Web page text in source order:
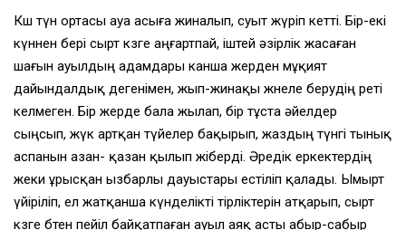
Көш түн ортасы ауа асыға жиналып, суыт жүріп кетті. Бір-екі
күннен бері сырт көзге аңғартпай, іштей әзірлік жасаған
шағын ауылдың адамдары канша жерден мұқият
дайындалдық дегенімен, жып-жинақы жөнеле берудің реті
келмеген. Бір жерде бала жылап, бір тұста әйелдер
сыңсып, жүк артқан түйелер бақырып, жаздың түнгі тынық
аспанын азан- қазан қылып жіберді. Әредік еркектердің
жеки ұрысқан ызбарлы дауыстары естіліп қалады. Ымырт
үйіріліп, ел жатқанша күнделікті тірліктерін атқарып, сырт
көзге бөтен пейіл байқатпаған ауыл аяқ асты абыр-сабыр